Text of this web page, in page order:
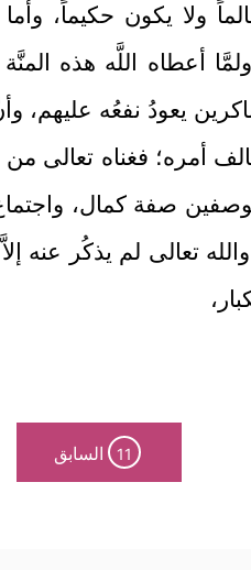
ولا يكون حكيماً،
أعطاه اللَّه هذه
يعودُ نفعُه عليهم،
أمره؛ فغناه تعالى
صفة كمال،
والله تعالى لم يذكُر عنه
11 السابق